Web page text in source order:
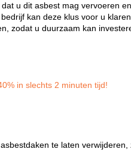
u dit asbest mag vervoeren
kan deze klus voor u
zodat u duurzaam kan
in slechts 2 minuten tijd!
te laten verwijderen,